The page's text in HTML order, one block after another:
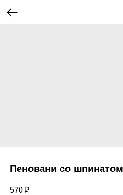
Пеновани со шпинатом
570 ₽